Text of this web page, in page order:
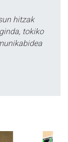
hitzak
tokiko